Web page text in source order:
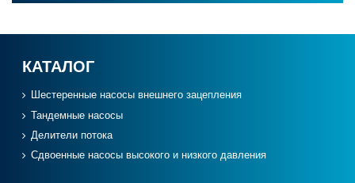
КАТАЛОГ
Шестеренные насосы внешнего зацепления
Тандемные насосы
Делители потока
Сдвоенные насосы высокого и низкого давления